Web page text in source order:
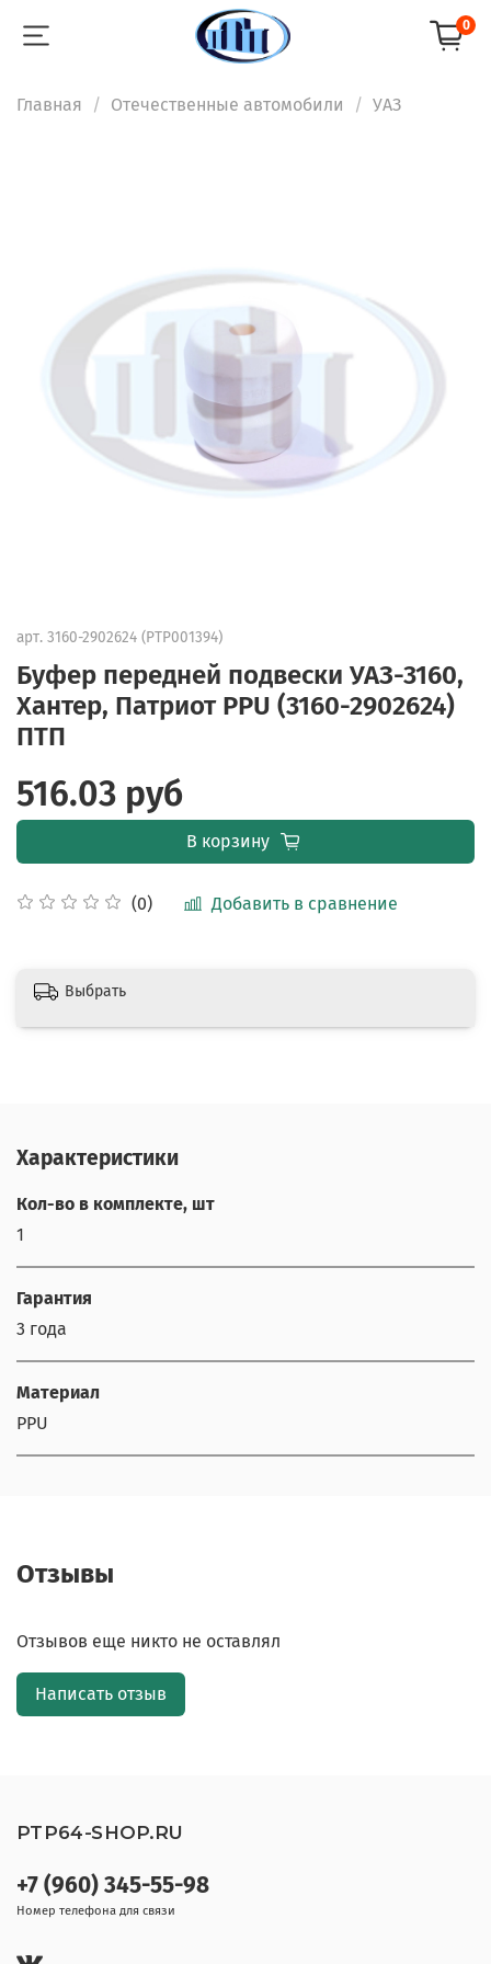
0
Главная Отечественные автомобили УАЗ
арт. 3160-2902624 (PTP001394)
Буфер передней подвески УАЗ-3160,
Хантер, Патриот PPU (3160-2902624)
ПТП
(0) Добавить в сравнение
516.03 руб
В корзину
Выбрать
Характеристики
Кол-во в комплекте, шт
1
Гарантия
3 года
Материал
PPU
Отзывы
Отзывов еще никто не оставлял
Написать отзыв
+7 (960) 345-55-98
Номер телефона для связи
PTP64-SHOP.RU